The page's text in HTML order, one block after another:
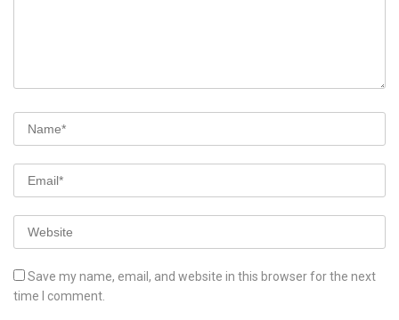
Save my name, email, and website in this browser for the next
time I comment.